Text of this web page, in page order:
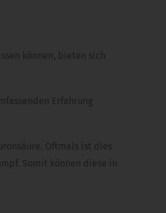
können, bieten sich
Erfahrung
Oftmals ist dies
Somit können diese in